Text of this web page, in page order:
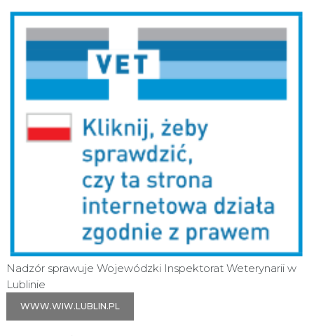
Nadzór sprawuje Wojewódzki Inspektorat Weterynarii w
Lublinie
WWW.WIW.LUBLIN.PL